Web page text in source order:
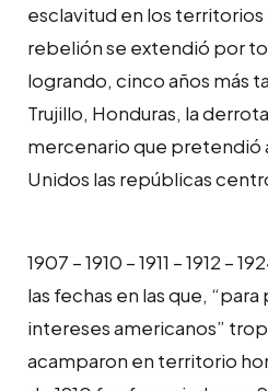
esclavitud en los territorios
rebelión se extendió por
logrando, cinco años más
Trujillo, Honduras, la
mercenario que pretendió
Unidos las repúblicas
1907 – 1910 – 1911 – 1912 –
las fechas en las que,
intereses americanos”
acamparon en territorio